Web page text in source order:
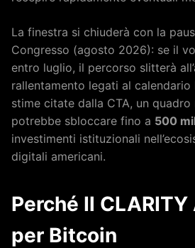
La finestra si chiuderà con la
Congresso (agosto 2026): se il
entro luglio, il percorso slitterà
rallentamento legati al
stime citate dalla CTA, un
potrebbe sbloccare fino a 500
investimenti istituzionali
digitali americani.
Perché Il
per Bitcoin